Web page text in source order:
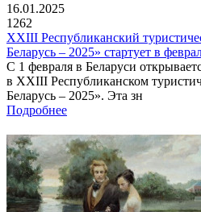
16.01.2025
1262
XXIII Республиканский
Беларусь – 2025» стартует в
С 1 февраля в Беларуси
в XXIII Республиканском
Беларусь – 2025». Эта зн
Подробнее